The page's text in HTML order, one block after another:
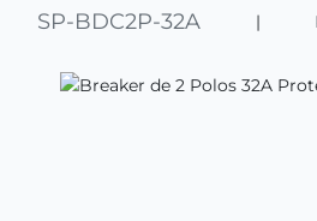
SP-BDC2P-32A |